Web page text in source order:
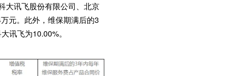
大讯飞股份有限公司、北京
元。此外，维保期满后的3
讯飞为10.00%。